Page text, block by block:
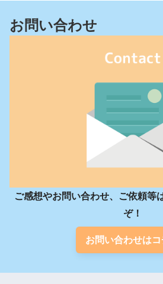
お問い合わせ
ご感想やお問い合わせ、ご依頼等
ぞ！
お問い合わせはコ